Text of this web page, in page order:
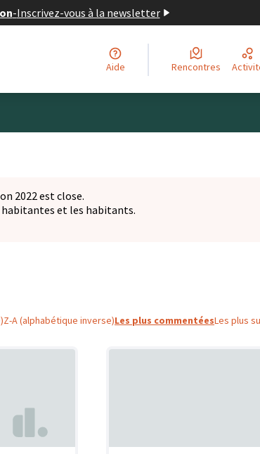
-Inscrivez-vous à la newsletter
Aide Rencontres
2022 est close.
habitantes et les habitants.
Z-A (alphabétique inverse)Les plus commentéesLes plus